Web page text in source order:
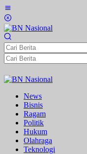
Lewati
ke
konten
News
Bisnis
Ragam
Politik
Hukum
Olahraga
Teknologi